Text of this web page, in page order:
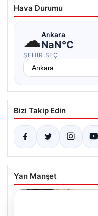
Hava Durumu
☁Ankara
NaN°C
ŞEHIR SEÇ
Bizi Takip Edin
Yan Manşet